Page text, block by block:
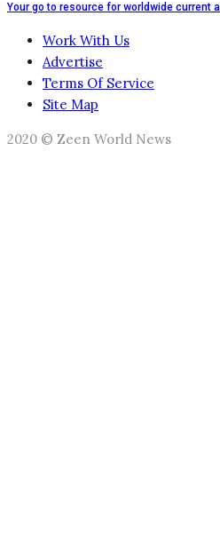
Your go to resource for worldwide current
Work With Us
Advertise
Terms Of Service
Site Map
2020 © Zeen World News